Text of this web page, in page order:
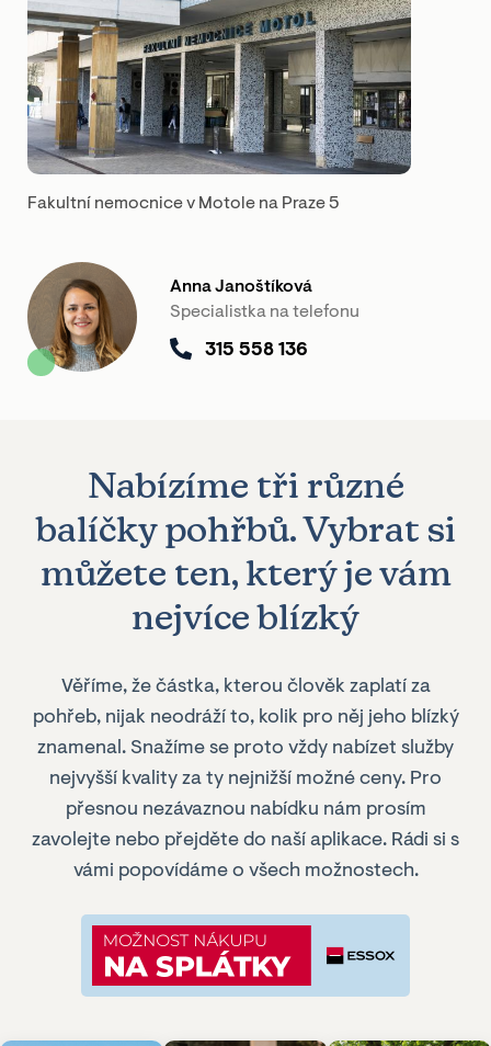
Fakultní nemocnice v Motole na Praze 5
Anna Janoštíková
Specialistka na telefonu
315 558 136
Nabízíme tři různé
balíčky pohřbů. Vybrat si
můžete ten, který je vám
nejvíce blízký
Věříme, že částka, kterou člověk zaplatí za
pohřeb, nijak neodráží to, kolik pro něj jeho blízký
znamenal. Snažíme se proto vždy nabízet služby
nejvyšší kvality za ty nejnižší možné ceny. Pro
přesnou nezávaznou nabídku nám prosím
zavolejte nebo přejděte do naší aplikace. Rádi si s
vámi popovídáme o všech možnostech.